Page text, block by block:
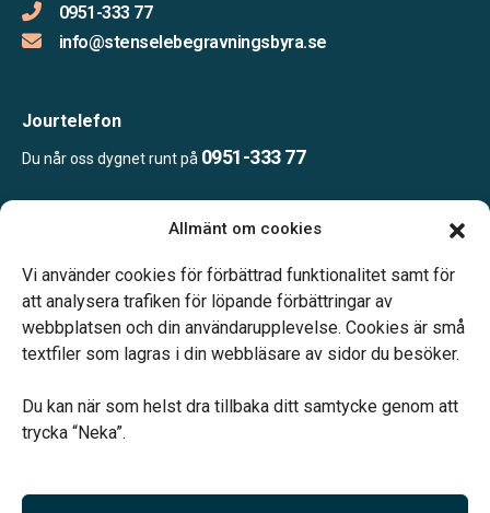
Allmänt om cookies
Vi använder cookies för förbättrad funktionalitet samt för
att analysera trafiken för löpande förbättringar av
webbplatsen och din användarupplevelse. Cookies är små
textfiler som lagras i din webbläsare av sidor du besöker.
Du kan när som helst dra tillbaka ditt samtycke genom att
trycka “Neka”.
0951-333 77
info@stenselebegravningsbyra.se
Jourtelefon
Du når oss dygnet runt på 0951-333 77
Ring eller mejla oss för att boka en tid.
Vårt systerbolag Verahill hjälper dig med familjejuridiken –